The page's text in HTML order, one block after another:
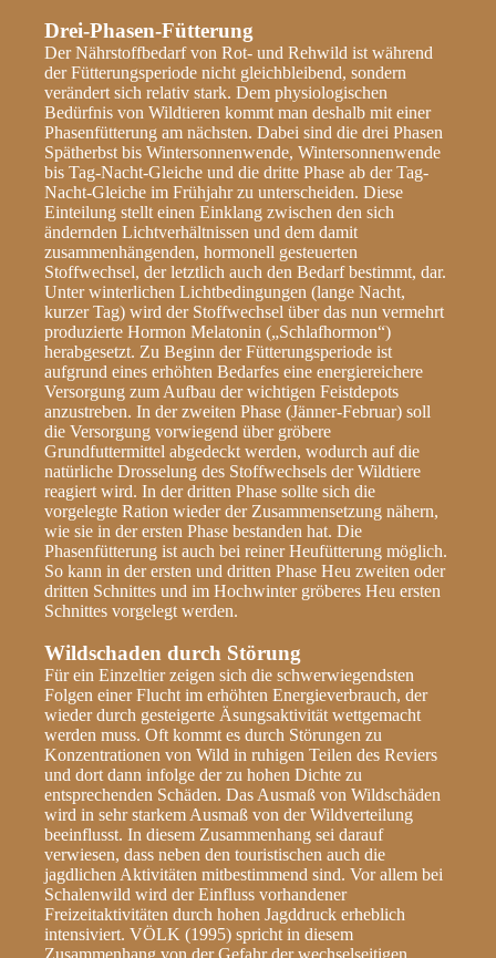
Drei-Phasen-Fütterung
Der Nährstoffbedarf von Rot- und Rehwild ist während
der Fütterungsperiode nicht gleichbleibend, sondern
verändert sich relativ stark. Dem physiologischen
Bedürfnis von Wildtieren kommt man deshalb mit einer
Phasenfütterung am nächsten. Dabei sind die drei Phasen
Spätherbst bis Wintersonnenwende, Wintersonnenwende
bis Tag-Nacht-Gleiche und die dritte Phase ab der Tag-
Nacht-Gleiche im Frühjahr zu unterscheiden. Diese
Einteilung stellt einen Einklang zwischen den sich
ändernden Lichtverhältnissen und dem damit
zusammenhängenden, hormonell gesteuerten
Stoffwechsel, der letztlich auch den Bedarf bestimmt, dar.
Unter winterlichen Lichtbedingungen (lange Nacht,
kurzer Tag) wird der Stoffwechsel über das nun vermehrt
produzierte Hormon Melatonin („Schlafhormon“)
herabgesetzt. Zu Beginn der Fütterungsperiode ist
aufgrund eines erhöhten Bedarfes eine energiereichere
Versorgung zum Aufbau der wichtigen Feistdepots
anzustreben. In der zweiten Phase (Jänner-Februar) soll
die Versorgung vorwiegend über gröbere
Grundfuttermittel abgedeckt werden, wodurch auf die
natürliche Drosselung des Stoffwechsels der Wildtiere
reagiert wird. In der dritten Phase sollte sich die
vorgelegte Ration wieder der Zusammensetzung nähern,
wie sie in der ersten Phase bestanden hat. Die
Phasenfütterung ist auch bei reiner Heufütterung möglich.
So kann in der ersten und dritten Phase Heu zweiten oder
dritten Schnittes und im Hochwinter gröberes Heu ersten
Schnittes vorgelegt werden.
Wildschaden durch Störung
Für ein Einzeltier zeigen sich die schwerwiegendsten
Folgen einer Flucht im erhöhten Energieverbrauch, der
wieder durch gesteigerte Äsungsaktivität wettgemacht
werden muss. Oft kommt es durch Störungen zu
Konzentrationen von Wild in ruhigen Teilen des Reviers
und dort dann infolge der zu hohen Dichte zu
entsprechenden Schäden. Das Ausmaß von Wildschäden
wird in sehr starkem Ausmaß von der Wildverteilung
beeinflusst. In diesem Zusammenhang sei darauf
verwiesen, dass neben den touristischen auch die
jagdlichen Aktivitäten mitbestimmend sind. Vor allem bei
Schalenwild wird der Einfluss vorhandener
Freizeitaktivitäten durch hohen Jagddruck erheblich
intensiviert. VÖLK (1995) spricht in diesem